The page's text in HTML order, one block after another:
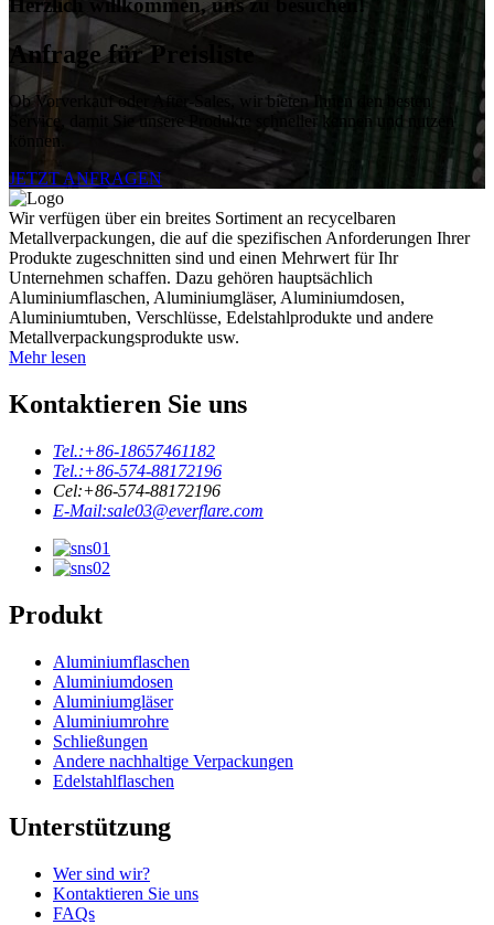
Herzlich willkommen, uns zu besuchen!
Anfrage für Preisliste
Ob Vorverkauf oder After-Sales, wir bieten Ihnen den besten
Service, damit Sie unsere Produkte schneller kennen und nutzen
können.
JETZT ANFRAGEN
Wir verfügen über ein breites Sortiment an recycelbaren
Metallverpackungen, die auf die spezifischen Anforderungen Ihrer
Produkte zugeschnitten sind und einen Mehrwert für Ihr
Unternehmen schaffen. Dazu gehören hauptsächlich
Aluminiumflaschen, Aluminiumgläser, Aluminiumdosen,
Aluminiumtuben, Verschlüsse, Edelstahlprodukte und andere
Metallverpackungsprodukte usw.
Mehr lesen
Kontaktieren Sie uns
Tel.:+86-18657461182
Tel.:+86-574-88172196
Cel:+86-574-88172196
E-Mail:sale03@everflare.com
Produkt
Aluminiumflaschen
Aluminiumdosen
Aluminiumgläser
Aluminiumrohre
Schließungen
Andere nachhaltige Verpackungen
Edelstahlflaschen
Unterstützung
Wer sind wir?
Kontaktieren Sie uns
FAQs